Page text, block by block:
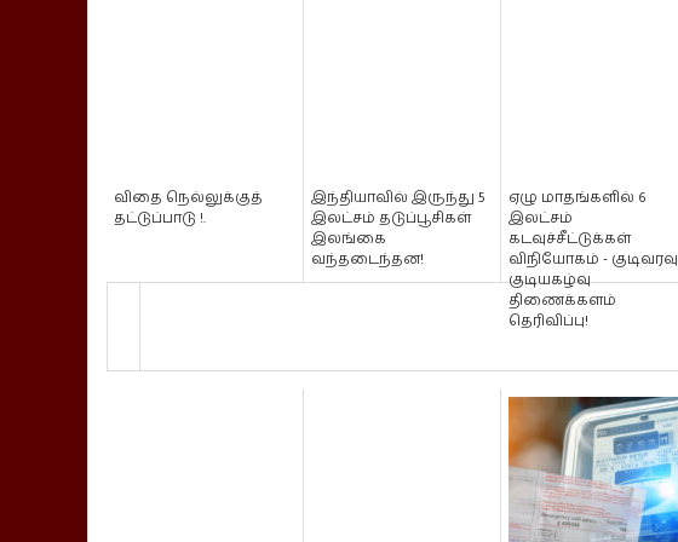
விதை நெல்லுக்குத்
தட்டுப்பாடு !.
இந்தியாவில் இருந்து 5
இலட்சம் தடுப்பூசிகள்
இலங்கை
வந்தடைந்தன!
ஏழு மாதங்களில் 6
இலட்சம்
கடவுச்சீட்டுக்கள்
விநியோகம் - குடிவரவு
குடியகழ்வு
திணைக்களம்
தெரிவிப்பு!